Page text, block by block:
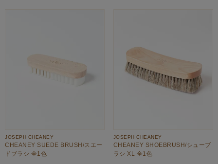
JOSEPH CHEANEY
CHEANEY SUEDE BRUSH/スエー
ドブラシ 全1色
JOSEPH CHEANEY
CHEANEY SHOEBRUSH/シューブ
ラシ XL 全1色